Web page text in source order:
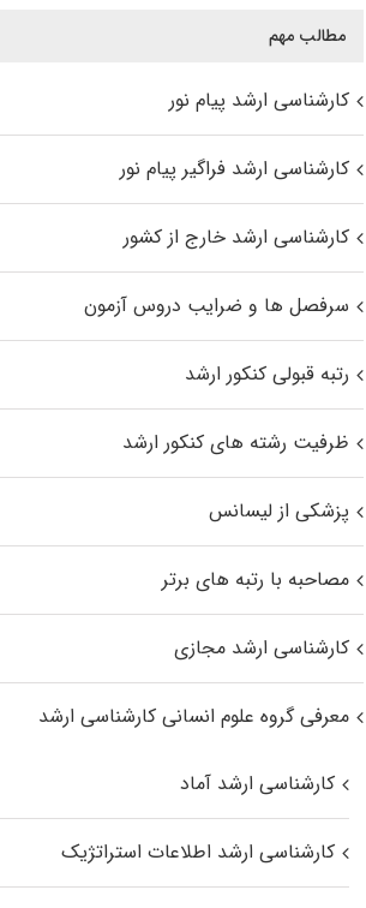
مطالب مهم
کارشناسی ارشد پیام نور
کارشناسی ارشد فراگیر پیام نور
کارشناسی ارشد خارج از کشور
سرفصل ها و ضرایب دروس آزمون
رتبه قبولی کنکور ارشد
ظرفیت رشته های کنکور ارشد
پزشکی از لیسانس
مصاحبه با رتبه های برتر
کارشناسی ارشد مجازی
معرفی گروه علوم انسانی کارشناسی ارشد
کارشناسی ارشد آماد
کارشناسی ارشد اطلاعات استراتژیک